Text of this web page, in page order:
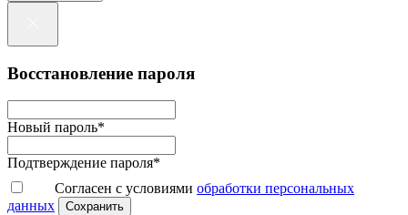
Восстановление пароля
Новый пароль*
Подтверждение пароля*
Согласен с условиями обработки персональных
данных
Сохранить